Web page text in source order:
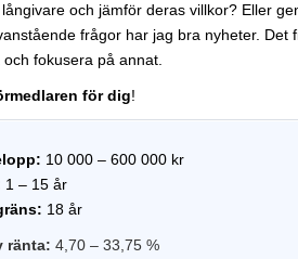
och jämför deras villkor? Eller
frågor har jag bra nyheter. Det
fokusera på annat.
för dig!
10 000 – 600 000 kr
1 – 15 år
18 år
ränta: 4,70 – 33,75 %